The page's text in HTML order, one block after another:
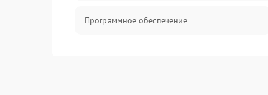
Программное обеспечение